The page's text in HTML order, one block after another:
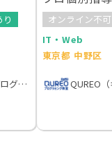
QUREO（キュレオ）プログラミング教室
オンライン不可
IT・Web
東京都 中野区